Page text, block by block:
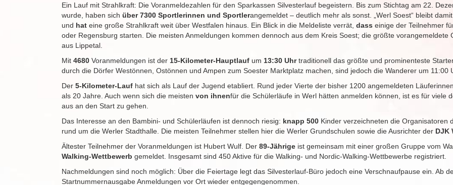
Ein Lauf mit Strahlkraft: Die Voranmeldezahlen für den Sparkassen Silvesterlauf begeistern. Bis zum Stichtag am 22.
wurde, haben sich über 7300 Sportlerinnen und Sportlerangemeldet – deutlich mehr als sonst. „Werl Soest“ bleibt
und hat eine große Strahlkraft weit über Westfalen hinaus. Ein Blick in die Meldeliste verrät, dass einige der Teilnehmer
oder Regensburg starten. Die meisten Anmeldungen kommen dennoch aus dem Kreis Soest; die größte
aus Lippetal.
Mit 4680 Voranmeldungen ist der 15-Kilometer-Hauptlauf um 13:30 Uhrtraditionell das größte und prominenteste
durch die Dörfer Westönnen, Ostönnen und Ampen zum Soester Marktplatz machen, sind jedoch die Wanderer um 11:00
Der 5-Kilometer-Lauf hat sich als Lauf der Jugend etabliert. Rund jeder Vierte der bisher 1200 angemeldeten
als 20 Jahre. Auch wenn sich die meisten von ihnenfür die Schülerläufe in Werl hätten anmelden können, ist es für viele
aus an den Start zu gehen.
Das Interesse an den Bambini- und Schülerläufen ist dennoch riesig: knapp 500 Kinder verzeichneten die Organisatoren
rund um die Werler Stadthalle. Die meisten Teilnehmer stellen hier die Werler Grundschulen sowie die Ausrichter der DJK
Ältester Teilnehmer der Voranmeldungen ist Hubert Wulf. Der 89-Jährige ist gemeinsam mit einer großen Gruppe vom
Walking-Wettbewerb gemeldet. Insgesamt sind 450 Aktive für die Walking- und Nordic-Walking-Wettbewerbe registriert.
Nachmeldungen sind noch möglich: Über die Feiertage legt das Silvesterlauf-Büro jedoch eine Verschnaufpause ein. Ab
Startnummernausgabe Anmeldungen vor Ort wieder entgegengenommen.